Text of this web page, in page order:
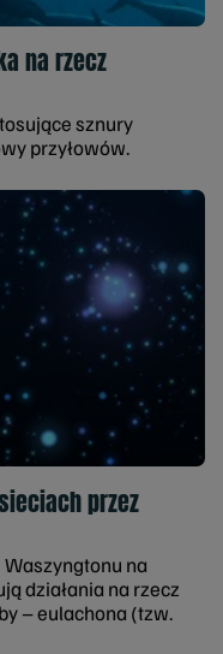
na rzecz
sznury
przyłowów.
przez
na
działania na rzecz
– eulachona (tzw.